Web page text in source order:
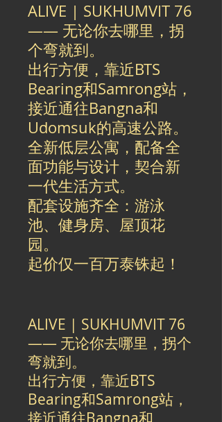
ALIVE | SUKHUMVIT 76
—— 无论你去哪里，拐
个弯就到。
出行方便，靠近BTS
Bearing和Samrong站，
接近通往Bangna和
Udomsuk的高速公路。
全新低层公寓，配备全
面功能与设计，契合新
一代生活方式。
配套设施齐全：游泳
池、健身房、屋顶花
园。
起价仅一百万泰铢起！
ALIVE | SUKHUMVIT 76
—— 无论你去哪里，拐个
弯就到。
出行方便，靠近BTS
Bearing和Samrong站，
接近通往Bangna和